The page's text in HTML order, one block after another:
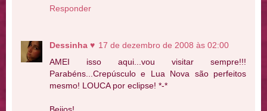
Responder
Dessinha ♥ 17 de dezembro de 2008 às 02:00
AMEI isso aqui...vou visitar sempre!!!
Parabéns...Crepúsculo e Lua Nova são perfeitos
mesmo! LOUCA por eclipse! *-*